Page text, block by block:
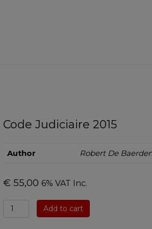
Code Judiciaire 2015
Author Robert De
€ 55,00 6% VAT Inc.
Code
Judiciaire
Add to cart